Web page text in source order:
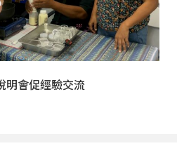
明會促經驗交流